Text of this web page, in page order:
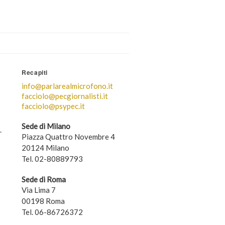
Recapiti
info@parlarealmicrofono.it
facciolo@pecgiornalisti.it
facciolo@psypec.it
Sede di Milano
Piazza Quattro Novembre 4
20124 Milano
Tel. 02-80889793
Sede di Roma
Via Lima 7
00198 Roma
Tel. 06-86726372